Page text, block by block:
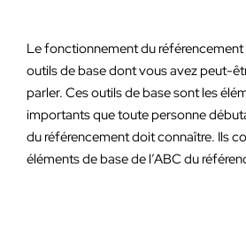
Le fonctionnement du référencement
outils de base dont vous avez peut-
parler. Ces outils de base sont les
importants que toute personne
du référencement doit connaître. Ils
éléments de base de l’ABC du